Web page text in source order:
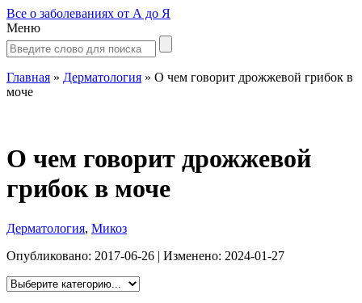
Все о заболеваниях от А до Я
Меню
Главная » Дерматология » О чем говорит дрожжевой грибок в
моче
О чем говорит дрожжевой
грибок в моче
Дерматология, Микоз
Опубликовано: 2017-06-26 | Изменено: 2024-01-27